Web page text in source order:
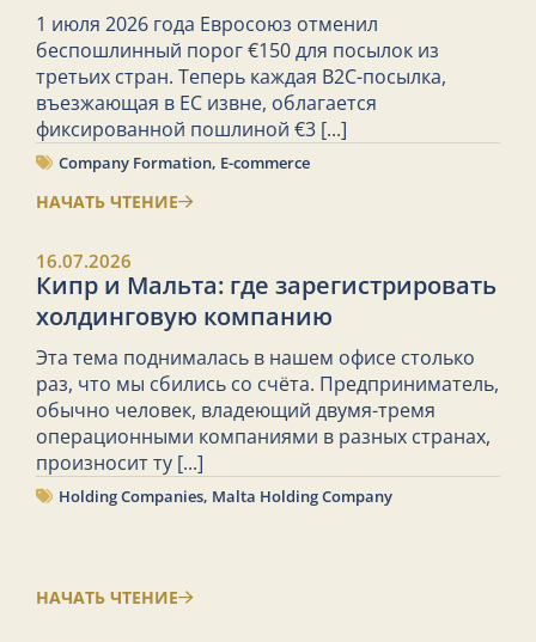
1 июля 2026 года Евросоюз отменил
беспошлинный порог €150 для посылок из
третьих стран. Теперь каждая B2C-посылка,
въезжающая в ЕС извне, облагается
фиксированной пошлиной €3 [...]
Company Formation, E-commerce
НАЧАТЬ ЧТЕНИЕ
16.07.2026
Кипр и Мальта: где зарегистрировать
холдинговую компанию
Эта тема поднималась в нашем офисе столько
раз, что мы сбились со счёта. Предприниматель,
обычно человек, владеющий двумя-тремя
операционными компаниями в разных странах,
произносит ту [...]
Holding Companies, Malta Holding Company
НАЧАТЬ ЧТЕНИЕ